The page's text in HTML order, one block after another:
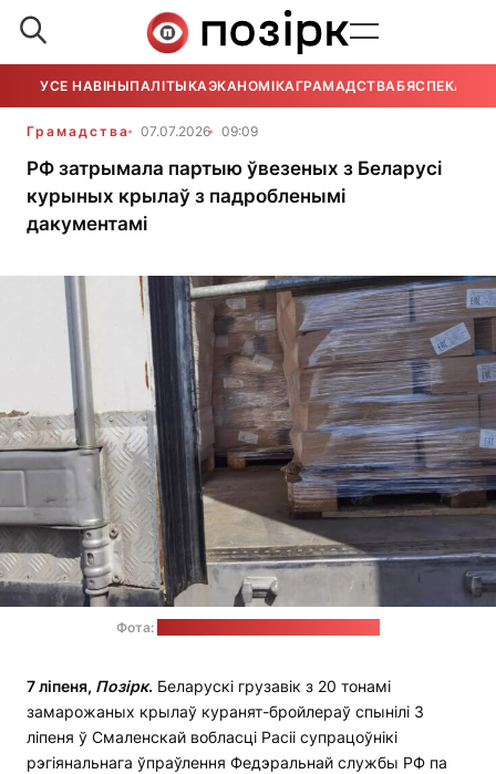
УСЕ НАВІНЫПАЛІТЫКАЭКАНОМІКАГРАМАДСТВАБЯСПЕКА
Грамадства 07.07.2026 09:09
РФ затрымала партыю ўвезеных з Беларусі
курыных крылаў з падробленымі
дакументамі
Фота:
7 ліпеня, Позірк. Беларускі грузавік з 20 тонамі
замарожаных крылаў куранят-бройлераў спынілі 3
ліпеня ў Смаленскай вобласці Расіі супрацоўнікі
рэгіянальнага ўпраўлення Федэральнай службы РФ па